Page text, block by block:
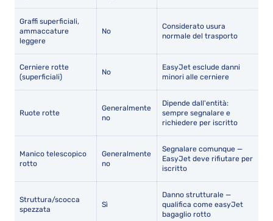
Graffi superficiali,
ammaccature
leggere
No
Considerato usura
normale del trasporto
Cerniere rotte
(superficiali)
No
EasyJet esclude danni
minori alle cerniere
Ruote rotte
Generalmente
no
Dipende dall'entità:
sempre segnalare e
richiedere per iscritto
Manico telescopico
rotto
Generalmente
no
Segnalare comunque —
EasyJet deve rifiutare per
iscritto
Struttura/scocca
spezzata
Sì
Danno strutturale —
qualifica come easyJet
bagaglio rotto